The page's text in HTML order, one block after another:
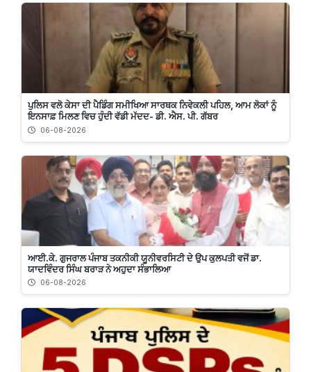
ਪੁਲਿਸ ਵਲੋ ਕੇਸਾ ਦੀ ਪੈਡਿੰਗ ਸਮੀਖਿਆ ਸਾਰਥਕ ਨਿਵੇਕਲੀ ਪਹਿਲ, ਆਮ ਲੋਕਾਂ ਨੂੰ
ਇਨਸਾਫ਼ ਮਿਲਣ ਵਿਚ ਹੁੰਦੀ ਵੱਡੀ ਮੱਦਦ- ਡੀ. ਐਸ. ਪੀ. ਗੱਬਰ
06-08-2026
ਆਈ.ਕੇ. ਗੁਜਰਾਲ ਪੰਜਾਬ ਤਕਨੀਕੀ ਯੂਨੀਵਰਸਿਟੀ ਦੇ ਉਪ ਕੁਲਪਤੀ ਵਜੋਂ ਡਾ.
ਯਾਦਵਿੰਦਰ ਸਿੰਘ ਬਰਾੜ ਨੇ ਅਹੁਦਾ ਸੰਭਾਲਿਆ
06-08-2026